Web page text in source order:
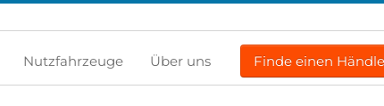
Nutzfahrzeuge Über uns Finde einen